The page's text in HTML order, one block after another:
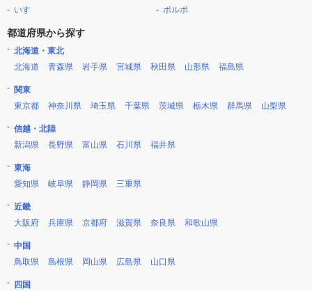
いすゞ
ボルボ
都道府県から探す
北海道・東北
北海道
青森県 岩手県 宮城県 秋田県 山形県 福島県
関東
東京都
神奈川県 埼玉県 千葉県 茨城県 栃木県 群馬県 山梨県
信越・北陸
新潟県
長野県 富山県 石川県 福井県
東海
愛知県
岐阜県 静岡県 三重県
近畿
大阪府
兵庫県 京都府 滋賀県 奈良県 和歌山県
中国
鳥取県
島根県 岡山県 広島県 山口県
四国